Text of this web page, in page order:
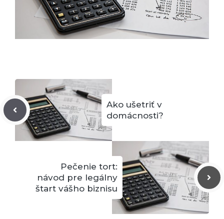
Ako ušetriť v
domácnosti?
Pečenie tort:
návod pre legálny
štart vášho biznisu